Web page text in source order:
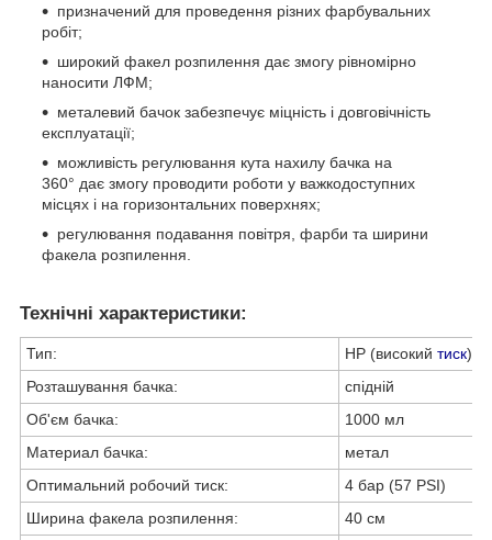
призначений для проведення різних фарбувальних
робіт;
широкий факел розпилення дає змогу рівномірно
наносити ЛФМ;
металевий бачок забезпечує міцність і довговічність
експлуатації;
можливість регулювання кута нахилу бачка на
360° дає змогу проводити роботи у важкодоступних
місцях і на горизонтальних поверхнях;
регулювання подавання повітря, фарби та ширини
факела розпилення.
Технічні характеристики:
Тип: HP (високий тиск)
Розташування бачка:
спідній
Об'єм бачка:
1000 мл
Материал бачка:
метал
Оптимальний робочий тиск:
4 бар (57 PSI)
Ширина факела розпилення:
40 см